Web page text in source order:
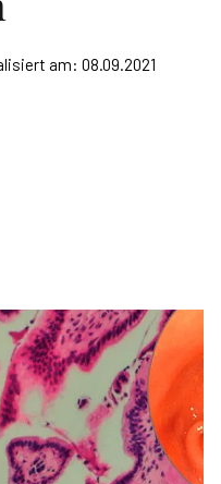
am: 08.09.2021